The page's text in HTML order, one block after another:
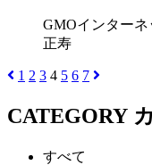
GMOインター
正寿
1 2 3 4 5 6 7
CATEGORY
すべて